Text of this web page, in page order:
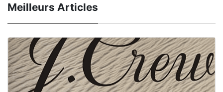
Meilleurs Articles